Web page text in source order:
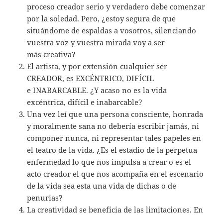
proceso creador serio y verdadero debe comenzar
por la soledad. Pero, ¿estoy segura de que
situándome de espaldas a vosotros, silenciando
vuestra voz y vuestra mirada voy a ser
más creativa?
El artista, y por extensión cualquier ser
CREADOR, es EXCÉNTRICO, DIFÍCIL
e INABARCABLE. ¿Y acaso no es la vida
excéntrica, difícil e inabarcable?
Una vez leí que una persona consciente, honrada
y moralmente sana no debería escribir jamás, ni
componer nunca, ni representar tales papeles en
el teatro de la vida. ¿Es el estadio de la perpetua
enfermedad lo que nos impulsa a crear o es el
acto creador el que nos acompaña en el escenario
de la vida sea esta una vida de dichas o de
penurias?
La creatividad se beneficia de las limitaciones. En